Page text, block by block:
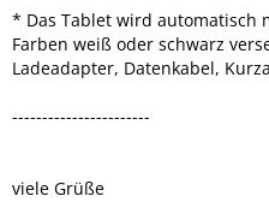
* Das Tablet wird automatisch
Farben weiß oder schwarz
Ladeadapter, Datenkabel,
-----------------------
viele Grüße